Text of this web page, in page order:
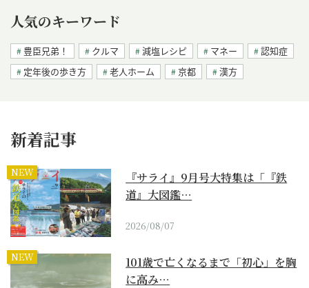
人気のキーワード
豊臣兄弟！ クルマ 減塩レシピ マネー
認知症
定年後の歩き方
老人ホーム 京都 漢方
新着記事
NEW
『サライ』9月号大特集は「『鉄
道』大図鑑…
2026/08/07
NEW
101歳で亡くなるまで「初心」を胸
に高み…